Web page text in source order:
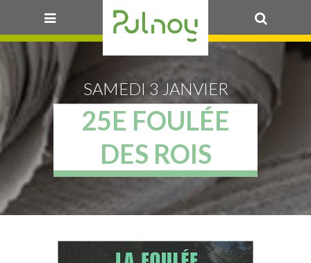
SAMEDI 3 JANVIER
25E FOULÉE
DES ROIS